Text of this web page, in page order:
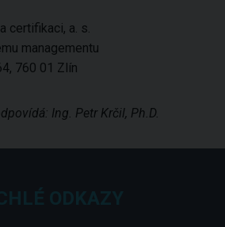
certifikaci, a. s.
managementu
760 01 Zlín
Ing. Petr Krčil, Ph.D.